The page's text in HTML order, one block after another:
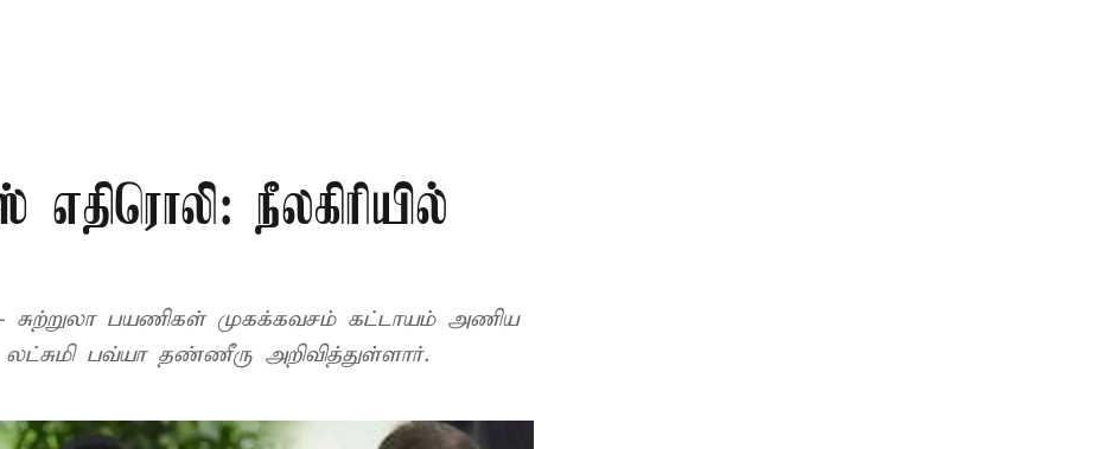
நீலகிரியில்
சுற்றுலா பயணிகள் முகக்கவசம் கட்டாயம் அணிய
பவ்யா தண்ணீரு அறிவித்துள்ளார்.